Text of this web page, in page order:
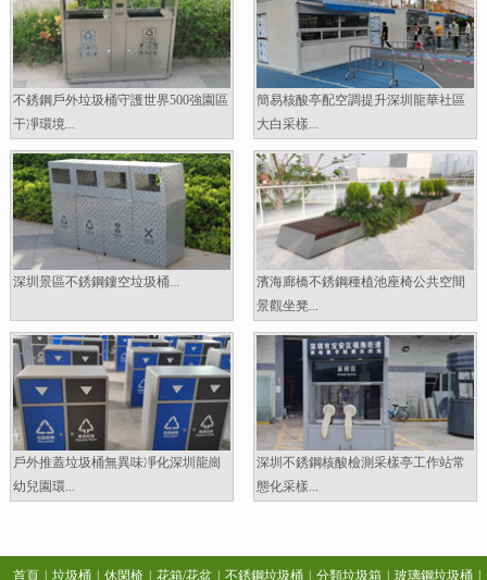
不銹鋼戶外垃圾桶守護世界500強園區
干凈環境...
簡易核酸亭配空調提升深圳龍華社區
大白采樣...
深圳景區不銹鋼鏤空垃圾桶...
濱海廊橋不銹鋼種植池座椅公共空間
景觀坐凳...
戶外推蓋垃圾桶無異味凈化深圳龍崗
幼兒園環...
深圳不銹鋼核酸檢測采樣亭工作站常
態化采樣...
首頁 垃圾桶 休閑椅 花箱/花盆 不銹鋼垃圾桶 分類垃圾箱 玻璃鋼垃圾桶